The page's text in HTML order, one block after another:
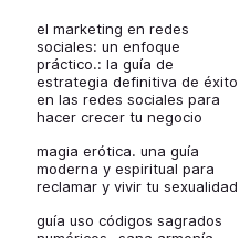
el marketing en redes
sociales: un enfoque
práctico.: la guía de
estrategia definitiva de éxito
en las redes sociales para
hacer crecer tu negocio
magia erótica. una guía
moderna y espiritual para
reclamar y vivir tu sexualidad
guía uso códigos sagrados